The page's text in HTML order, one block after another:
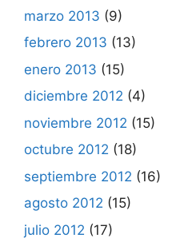
marzo 2013 (9)
febrero 2013 (13)
enero 2013 (15)
diciembre 2012 (4)
noviembre 2012 (15)
octubre 2012 (18)
septiembre 2012 (16)
agosto 2012 (15)
julio 2012 (17)